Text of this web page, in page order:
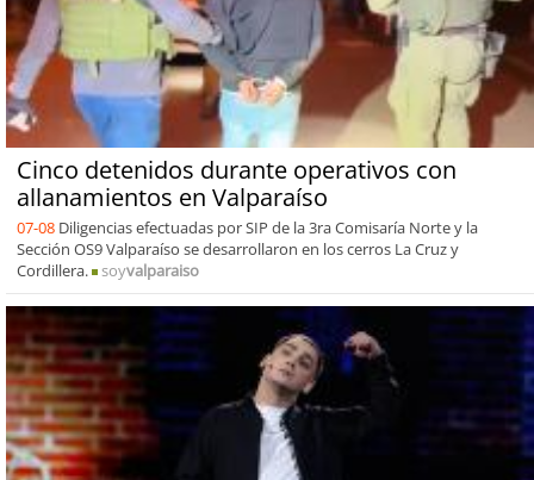
Cinco detenidos durante operativos con
allanamientos en Valparaíso
07-08 Diligencias efectuadas por SIP de la 3ra Comisaría Norte y la
Sección OS9 Valparaíso se desarrollaron en los cerros La Cruz y
Cordillera.
soyvalparaiso